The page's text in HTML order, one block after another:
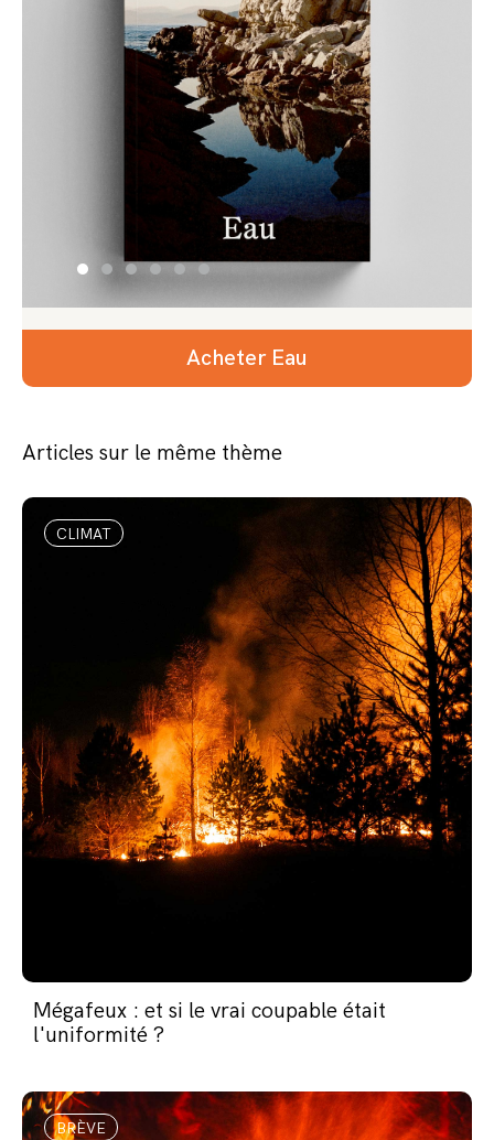
Acheter Eau
Articles sur le même thème
CLIMAT
Mégafeux : et si le vrai coupable était
l'uniformité ?
BRÈVE